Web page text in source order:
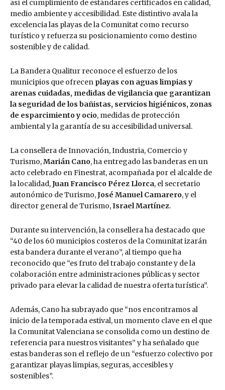
así el cumplimiento de estándares certificados en calidad,
medio ambiente y accesibilidad. Este distintivo avala la
excelencia las playas de la Comunitat como recurso
turístico y refuerza su posicionamiento como destino
sostenible y de calidad.
La Bandera Qualitur reconoce el esfuerzo de los
municipios que ofrecen playas con aguas limpias y
arenas cuidadas, medidas de vigilancia que garantizan
la seguridad de los bañistas, servicios higiénicos, zonas
de esparcimiento y ocio, medidas de protección
ambiental y la garantía de su accesibilidad universal.
La consellera de Innovación, Industria, Comercio y
Turismo,Marián Cano, ha entregado las banderas en un
acto celebrado en Finestrat, acompañada por el alcalde de
la localidad,Juan Francisco Pérez Llorca, el secretario
autonómico de Turismo,José Manuel Camarero, y el
director general de Turismo,Israel Martínez.
Durante su intervención, la consellera ha destacado que
“40 de los 60 municipios costeros de la Comunitat izarán
esta bandera durante el verano”, al tiempo que ha
reconocido que “es fruto del trabajo constante y de la
colaboración entre administraciones públicas y sector
privado para elevar la calidad de nuestra oferta turística”.
Además, Cano ha subrayado que “nos encontramos al
inicio de la temporada estival, un momento clave en el que
la Comunitat Valenciana se consolida como un destino de
referencia para nuestros visitantes” y ha señalado que
estas banderas son el reflejo de un “esfuerzo colectivo por
garantizar playas limpias, seguras, accesibles y
sostenibles”.